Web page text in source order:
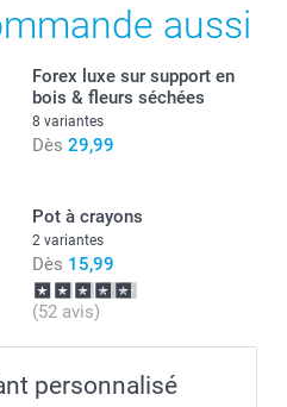
aussi
Forex luxe sur support en
bois & fleurs séchées
8 variantes
Dès 29,99
Pot à crayons
2 variantes
Dès 15,99
(52 avis)
personnalisé